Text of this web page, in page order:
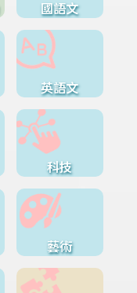
國語文
英語文
科技
藝術